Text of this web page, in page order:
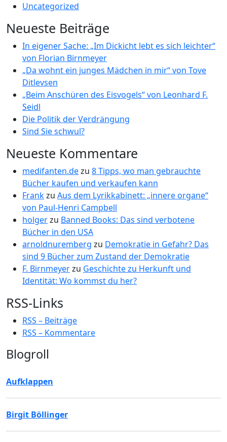
Uncategorized
Neueste Beiträge
In eigener Sache: „Im Dickicht lebt es sich leichter“
von Florian Birnmeyer
„Da wohnt ein junges Mädchen in mir“ von Tove
Ditlevsen
„Beim Anschüren des Eisvogels“ von Leonhard F.
Seidl
Die Politik der Verdrängung
Sind Sie schwul?
Neueste Kommentare
medifanten.dezu 8 Tipps, wo man gebrauchte
Bücher kaufen und verkaufen kann
Frankzu Aus dem Lyrikkabinett: „innere organe“
von Paul-Henri Campbell
holgerzu Banned Books: Das sind verbotene
Bücher in den USA
arnoldnuremberg zu Demokratie in Gefahr? Das
sind 9 Bücher zum Zustand der Demokratie
F. Birnmeyerzu Geschichte zu Herkunft und
Identität: Wo kommst du her?
RSS-Links
RSS – Beiträge
RSS – Kommentare
Blogroll
Aufklappen
Birgit Böllinger